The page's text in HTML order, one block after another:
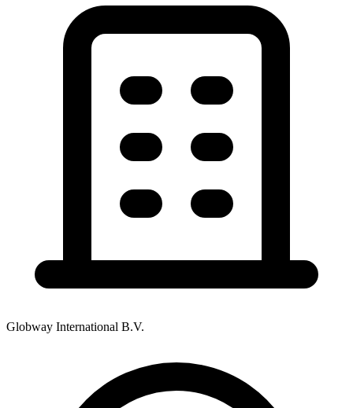
Globway International B.V.